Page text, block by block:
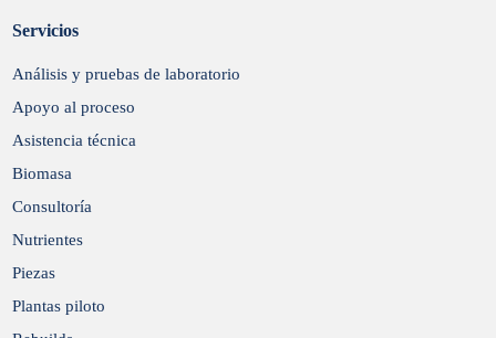
Servicios
Análisis y pruebas de laboratorio
Apoyo al proceso
Asistencia técnica
Biomasa
Consultoría
Nutrientes
Piezas
Plantas piloto